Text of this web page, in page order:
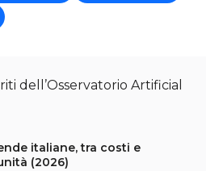
dell’Osservatorio Artificial
italiane, tra costi e
(2026)